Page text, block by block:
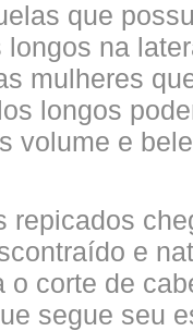
que
na
mulheres
longos
volume e
repicados
e
o corte de
segue seu